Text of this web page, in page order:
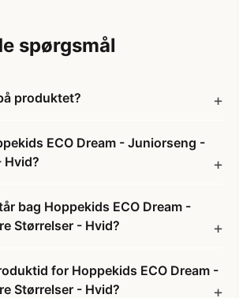
spørgsmål
produktet?
ECO Dream - Juniorseng -
Hvid?
bag Hoppekids ECO Dream -
Størrelser - Hvid?
for Hoppekids ECO Dream -
Størrelser - Hvid?